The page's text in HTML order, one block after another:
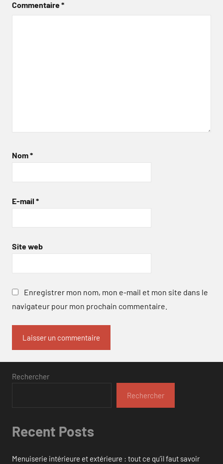
Commentaire*
Nom*
E-mail *
Site web
Enregistrer mon nom, mon e-mail et mon site dans le
navigateur pour mon prochain commentaire.
Rechercher
Rechercher
Recent Posts
Menuiserie intérieure et extérieure : tout ce qu’il faut savoir